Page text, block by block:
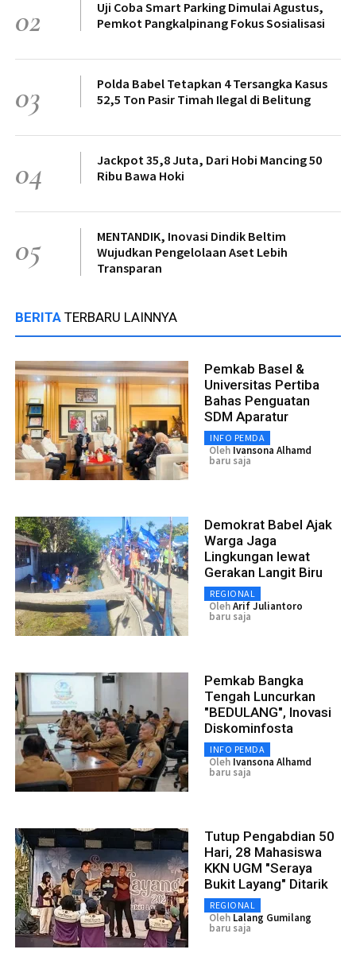
02
Uji Coba Smart Parking Dimulai Agustus,
Pemkot Pangkalpinang Fokus Sosialisasi
03
Polda Babel Tetapkan 4 Tersangka Kasus
52,5 Ton Pasir Timah Ilegal di Belitung
04
Jackpot 35,8 Juta, Dari Hobi Mancing 50
Ribu Bawa Hoki
05
MENTANDIK, Inovasi Dindik Beltim
Wujudkan Pengelolaan Aset Lebih
Transparan
BERITA TERBARU LAINNYA
Pemkab Basel &
Universitas Pertiba
Bahas Penguatan
SDM Aparatur
INFO PEMDA
Oleh Ivansona Alhamd
baru saja
Demokrat Babel Ajak
Warga Jaga
Lingkungan lewat
Gerakan Langit Biru
REGIONAL
OlehArif Juliantoro
baru saja
Pemkab Bangka
Tengah Luncurkan
"BEDULANG", Inovasi
Diskominfosta
INFO PEMDA
Oleh Ivansona Alhamd
baru saja
Tutup Pengabdian 50
Hari, 28 Mahasiswa
KKN UGM "Seraya
Bukit Layang" Ditarik
REGIONAL
Oleh Lalang Gumilang
baru saja